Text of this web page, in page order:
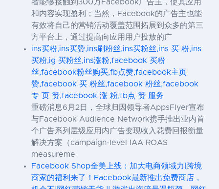
者能够接触到300万Facebook广告主，使其应用
和内容实现盈利；当然，Facebook的广告主也能
有效将自己的营销活动覆盖范围拓展到众多的第三
方平台上，通过提高向应用用户投放的广
ins买粉,ins买赞,ins刷粉丝,ins买粉丝,ins 买 粉,ins
买粉,ig 买粉丝,ins涨粉,facebook 买粉
丝,facebook粉丝购买,fb点赞,facebook主页
赞,facebook 买 粉丝,facebook 粉丝,facebook
专 页 赞,facebook 涨 粉,fb点 赞 服务
重磅消息6月2日，全球归因领导者AppsFlyer宣布
与Facebook Audience Network携手推出业内首
个广告系列层级应用内广告变现收入花费回报衡量
解决方案（campaign-level IAA ROAS
measureme
Facebook Shop全美上线：加大电商领域力|跨境
商家的福利来了！Facebook最新推出免费商店，